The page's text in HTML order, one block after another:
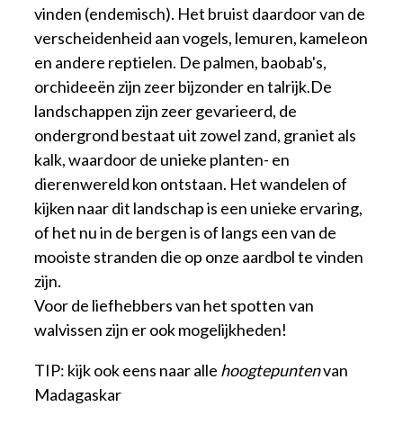
vinden (endemisch). Het bruist daardoor van de
verscheidenheid aan vogels, lemuren, kameleon
en andere reptielen. De palmen, baobab's,
orchideeën zijn zeer bijzonder en talrijk.De
landschappen zijn zeer gevarieerd, de
ondergrond bestaat uit zowel zand, graniet als
kalk, waardoor de unieke planten- en
dierenwereld kon ontstaan. Het wandelen of
kijken naar dit landschap is een unieke ervaring,
of het nu in de bergen is of langs een van de
mooiste stranden die op onze aardbol te vinden
zijn.
Voor de liefhebbers van het spotten van
walvissen zijn er ook mogelijkheden!
TIP: kijk ook eens naar alle hoogtepuntenvan
Madagaskar